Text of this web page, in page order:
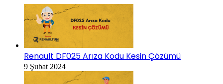
Renault DF025 Arıza Kodu Kesin Çözümü
9 Şubat 2024